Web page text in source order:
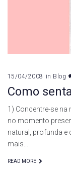
15/04/2008 in Blog
Como
1) Concentre-se
no momento
natural, profunda e
mais…
READ MORE